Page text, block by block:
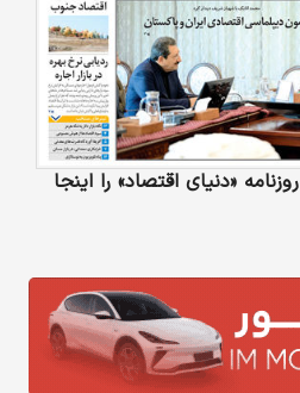
«دنیای‌ اقتصاد» را اینجا